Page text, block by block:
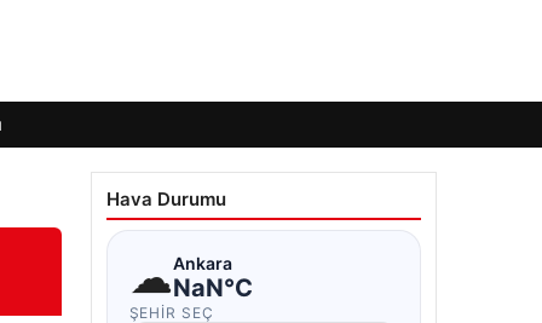
Hava Durumu
☁Ankara
NaN°C
ŞEHIR SEÇ